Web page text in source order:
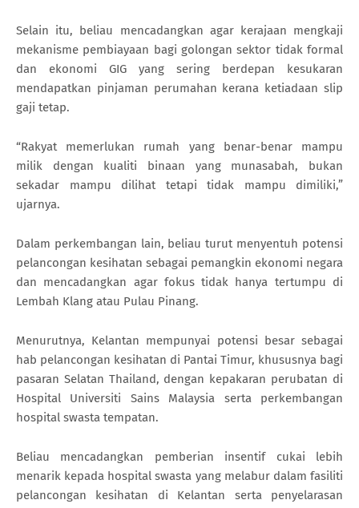
Selain itu, beliau mencadangkan agar kerajaan mengkaji
mekanisme pembiayaan bagi golongan sektor tidak formal
dan ekonomi GIG yang sering berdepan kesukaran
mendapatkan pinjaman perumahan kerana ketiadaan slip
gaji tetap.
“Rakyat memerlukan rumah yang benar-benar mampu
milik dengan kualiti binaan yang munasabah, bukan
sekadar mampu dilihat tetapi tidak mampu dimiliki,”
ujarnya.
Dalam perkembangan lain, beliau turut menyentuh potensi
pelancongan kesihatan sebagai pemangkin ekonomi negara
dan mencadangkan agar fokus tidak hanya tertumpu di
Lembah Klang atau Pulau Pinang.
Menurutnya, Kelantan mempunyai potensi besar sebagai
hab pelancongan kesihatan di Pantai Timur, khususnya bagi
pasaran Selatan Thailand, dengan kepakaran perubatan di
Hospital Universiti Sains Malaysia serta perkembangan
hospital swasta tempatan.
Beliau mencadangkan pemberian insentif cukai lebih
menarik kepada hospital swasta yang melabur dalam fasiliti
pelancongan kesihatan di Kelantan serta penyelarasan